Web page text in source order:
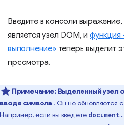
Введите в консоли выражение,
является узел DOM, и функция
выполнение» теперь выделит
просмотра.
Примечание: Выделенный узел
вводе символа . Он не обновляется
Например, если вы введете